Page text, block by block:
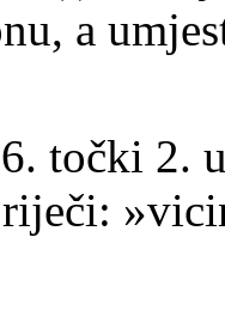
a
točki 2.